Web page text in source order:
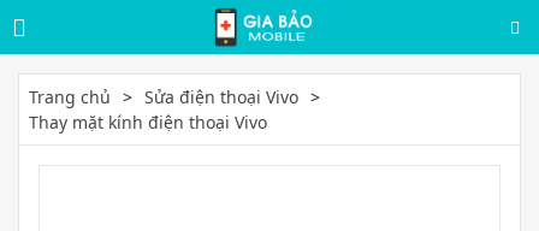
Trang chủ
Sửa điện thoại Vivo
Thay mặt kính điện thoại Vivo